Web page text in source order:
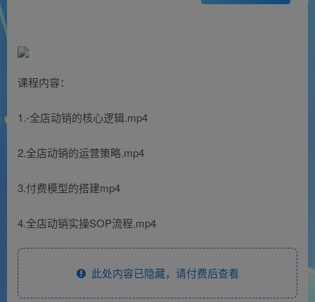
课程内容：
1.-全店动销的核心逻辑.mp4
2.全店动销的运营策略.mp4
3.付费模型的搭建mp4
4.全店动销实操SOP流程,mp4
此处内容已隐藏，请付费后查看